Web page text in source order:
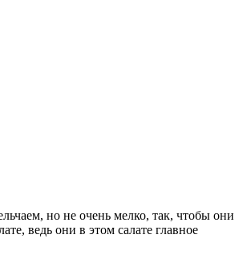
но не очень мелко, так, чтобы они
ведь они в этом салате главное